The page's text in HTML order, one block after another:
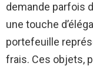
demande parfois
une touche
portefeuille
frais. Ces objets,